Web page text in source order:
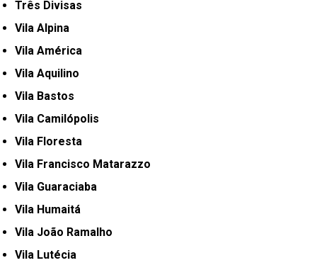
Três Divisas
Vila Alpina
Vila América
Vila Aquilino
Vila Bastos
Vila Camilópolis
Vila Floresta
Vila Francisco Matarazzo
Vila Guaraciaba
Vila Humaitá
Vila João Ramalho
Vila Lutécia